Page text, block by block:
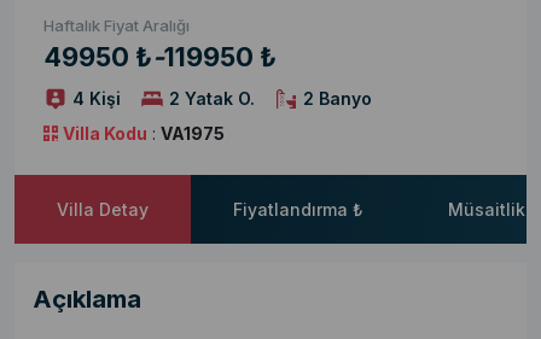
Haftalık Fiyat Aralığı
49950 ₺-119950 ₺
4 Kişi 2 Yatak O.
2 Banyo
Villa Kodu : VA1975
Villa Detay Fiyatlandırma ₺ Müsaitlik
Açıklama